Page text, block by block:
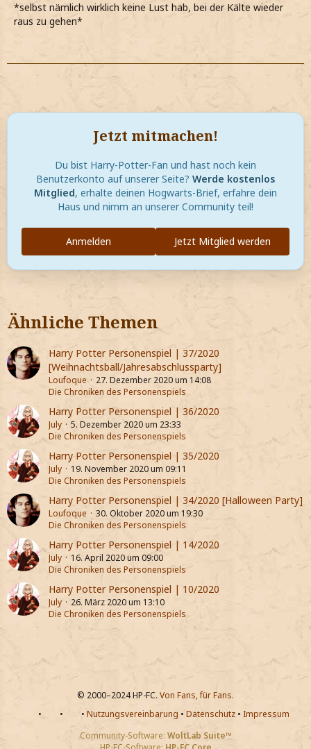
*selbst nämlich wirklich keine Lust hab, bei der Kälte wieder
raus zu gehen*
Jetzt mitmachen!
Du bist Harry-Potter-Fan und hast noch kein
Benutzerkonto auf unserer Seite? Werde kostenlos
Mitglied, erhalte deinen Hogwarts-Brief, erfahre dein
Haus und nimm an unserer Community teil!
Jetzt Mitglied werden
Anmelden
Ähnliche Themen
Harry Potter Personenspiel | 37/2020
[Weihnachtsball/Jahresabschlussparty]
Loufoque
27. Dezember 2020 um 14:08
Die Chroniken des Personenspiels
Harry Potter Personenspiel | 36/2020
July
5. Dezember 2020 um 23:33
Die Chroniken des Personenspiels
Harry Potter Personenspiel | 35/2020
July
19. November 2020 um 09:11
Die Chroniken des Personenspiels
Harry Potter Personenspiel | 34/2020 [Halloween Party]
Loufoque
30. Oktober 2020 um 19:30
Die Chroniken des Personenspiels
Harry Potter Personenspiel | 14/2020
July
16. April 2020 um 09:00
Die Chroniken des Personenspiels
Harry Potter Personenspiel | 10/2020
July
26. März 2020 um 13:10
Die Chroniken des Personenspiels
© 2000–2024 HP-FC. Von Fans, für Fans.
•
• • Nutzungsvereinbarung • Datenschutz• Impressum
Community-Software: WoltLab Suite™